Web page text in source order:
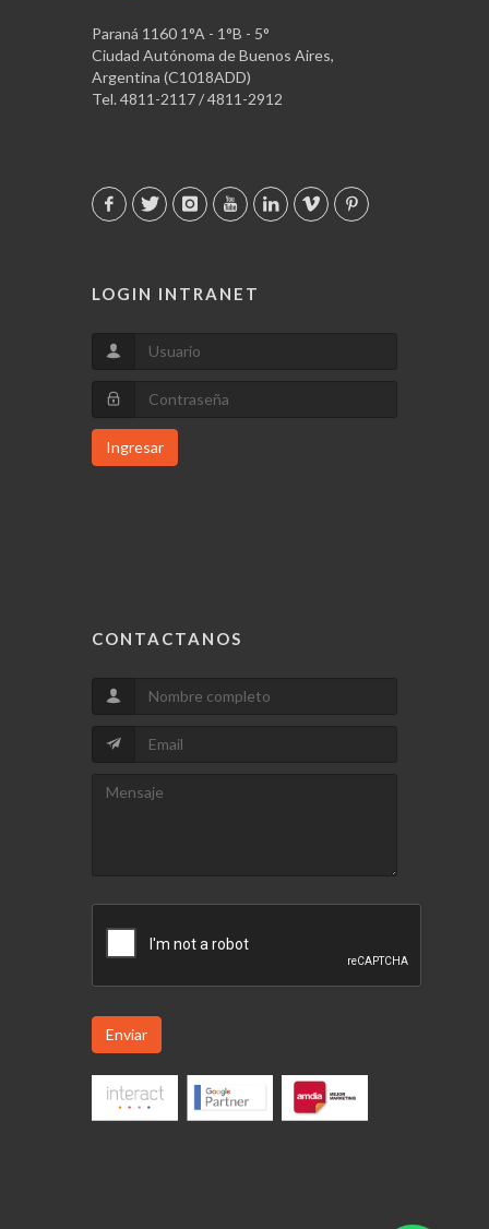
Paraná 1160 1°A - 1°B - 5°
Ciudad Autónoma de Buenos Aires,
Argentina (C1018ADD)
Tel. 4811-2117 / 4811-2912
LOGIN INTRANET
Ingresar
CONTACTANOS
Enviar